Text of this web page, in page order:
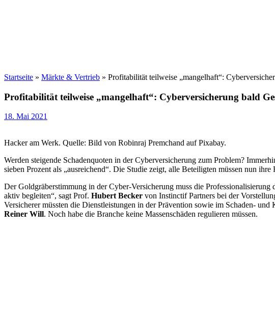
Startseite » Märkte & Vertrieb » Profitabilität teilweise „mangelhaft“:
Profitabilität teilweise „mangelhaft“: Cyberversicherung bald
18. Mai 2021
Hacker am Werk. Quelle: Bild von Robinraj Premchand auf Pixabay.
Werden steigende Schadenquoten in der Cyberversicherung zum Problem?
sieben Prozent als „ausreichend“. Die Studie zeigt, alle Beteiligten müssen nun
Der Goldgräberstimmung in der Cyber-Versicherung muss die
aktiv begleiten“, sagt Prof. Hubert Becker von Instinctif Partners bei der
Versicherer müssten die Dienstleistungen in der Prävention sowie im Schaden-
Reiner Will. Noch habe die Branche keine Massenschäden regulieren müssen.